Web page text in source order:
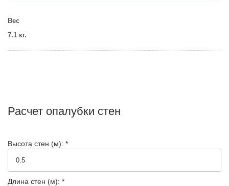
Вес
7.1 кг.
Расчет опалубки стен
Высота стен (м): *
Длина стен (м): *